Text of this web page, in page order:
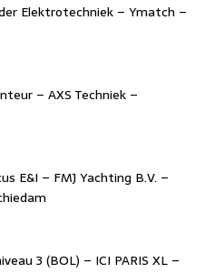
Elektrotechniek – Ymatch –
– AXS Techniek –
E&I – FMJ Yachting B.V. –
3 (BOL) – ICI PARIS XL –